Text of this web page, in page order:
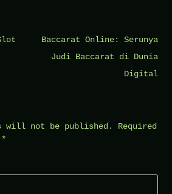
Baccarat Online: Serunya
Judi Baccarat di Dunia
Digital
will not be published.
Required
*